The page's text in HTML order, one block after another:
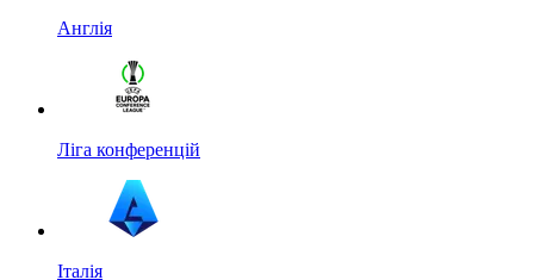
Англія
Ліга конференцій
Італія